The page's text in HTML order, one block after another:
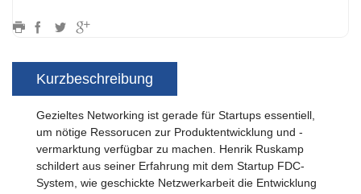
Kurzbeschreibung
Gezieltes Networking ist gerade für Startups essentiell,
um nötige Ressorucen zur Produktentwicklung und -
vermarktung verfügbar zu machen. Henrik Ruskamp
schildert aus seiner Erfahrung mit dem Startup FDC-
System, wie geschickte Netzwerkarbeit die Entwicklung